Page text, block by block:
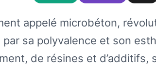
appelé microbéton,
sa polyvalence et son
de résines et d’additifs,